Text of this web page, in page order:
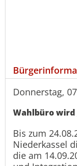
Donnerstag,
Wahlbüro
Bis zum
Niederkassel
die am